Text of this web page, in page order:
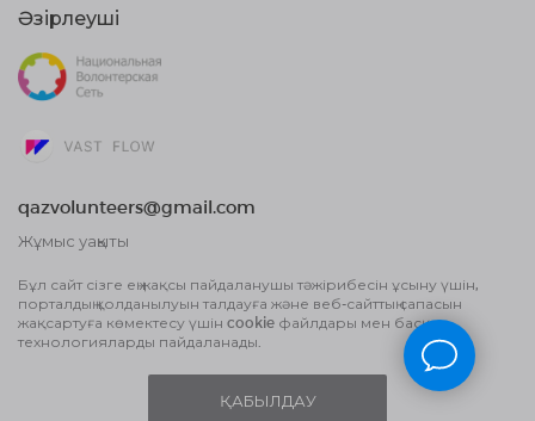
Әзірлеуші
qazvolunteers@gmail.com
Жұмыс уақыты
Жария оферта шарты
Деректерді өңдеу туралы Пайдаланушы
Бұл сайт сізге ең жақсы пайдаланушы тәжірибесін ұсыну үшін,
порталдың қолданылуын талдауға және веб-сайттың сапасын
жақсартуға көмектесу үшін cookie файлдары мен басқа
технологияларды пайдаланады.
ҚАБЫЛДАУ